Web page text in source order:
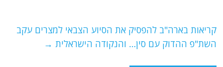
k
קריאות בארה"ב להפסיק את הסיוע הצבאי למצרים עקב
השת"פ ההדוק עם סין… והנקודה הישראלית →